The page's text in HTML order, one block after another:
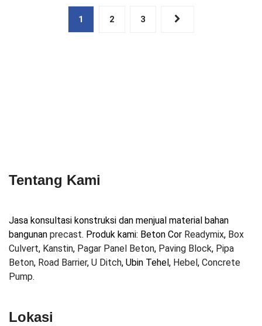
1 2 3
Tentang Kami
Jasa konsultasi konstruksi dan menjual material bahan
bangunan precast. Produk kami: Beton Cor Readymix, Box
Culvert, Kanstin, Pagar Panel Beton, Paving Block, Pipa
Beton, Road Barrier, U Ditch, Ubin Tehel, Hebel , Concrete
Pump.
Lokasi